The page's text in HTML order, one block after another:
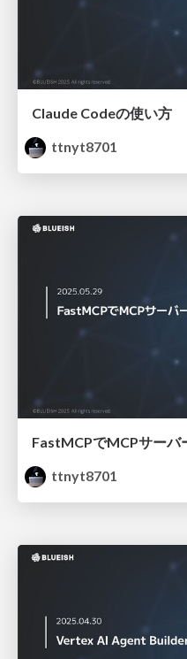
Claude Codeの使い方
ttnyt8701
ttnyt8701